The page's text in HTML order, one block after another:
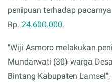
penipuan terhadap
Rp. 24.600.000.
"Wiji Asmoro melakukan
Mundarwati (30) warga
Bintang Kabupaten